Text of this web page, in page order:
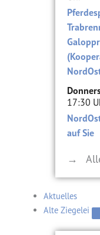
17:30
auf Sie
→ Alle
Aktuelles
Alte Ziegelei